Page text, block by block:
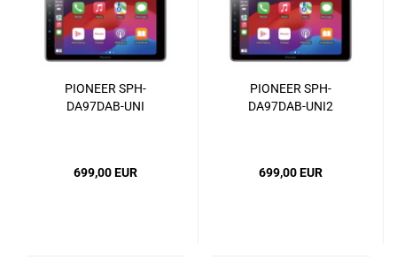
PIONEER SPH-
DA97DAB-UNI
699,00 EUR
PIONEER SPH-
DA97DAB-UNI2
699,00 EUR